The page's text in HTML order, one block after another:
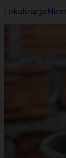
Lokalizacja: